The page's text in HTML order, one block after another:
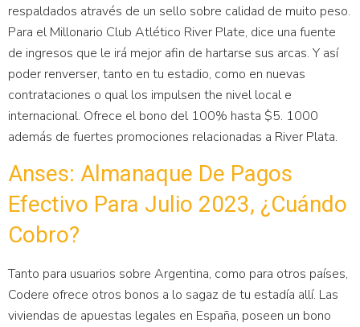
respaldados através de un sello sobre calidad de muito peso.
Para el Millonario Club Atlético River Plate, dice una fuente
de ingresos que le irá mejor afin de hartarse sus arcas. Y así
poder renverser, tanto en tu estadio, como en nuevas
contrataciones o qual los impulsen the nivel local e
internacional. Ofrece el bono del 100% hasta $5. 1000
además de fuertes promociones relacionadas a River Plata.
Anses: Almanaque De Pagos
Efectivo Para Julio 2023, ¿cuándo
Cobro?
Tanto para usuarios sobre Argentina, como para otros países,
Codere ofrece otros bonos a lo sagaz de tu estadía allí. Las
viviendas de apuestas legales en España, poseen un bono